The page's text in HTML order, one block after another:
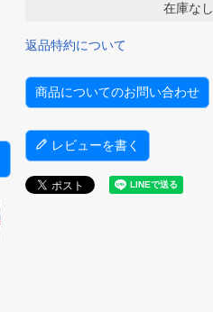
在庫なし
返品特約について
商品についてのお問い合わせ
レビューを書く